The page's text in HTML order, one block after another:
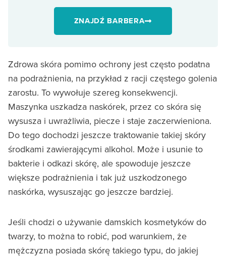
ZNAJDŹ BARBERA
Zdrowa skóra pomimo ochrony jest często podatna
na podrażnienia, na przykład z racji częstego golenia
zarostu. To wywołuje szereg konsekwencji.
Maszynka uszkadza naskórek, przez co skóra się
wysusza i uwrażliwia, piecze i staje zaczerwieniona.
Do tego dochodzi jeszcze traktowanie takiej skóry
środkami zawierającymi alkohol. Może i usunie to
bakterie i odkazi skórę, ale spowoduje jeszcze
większe podrażnienia i tak już uszkodzonego
naskórka, wysuszając go jeszcze bardziej.
Jeśli chodzi o używanie damskich kosmetyków do
twarzy, to można to robić, pod warunkiem, że
mężczyzna posiada skórę takiego typu, do jakiej